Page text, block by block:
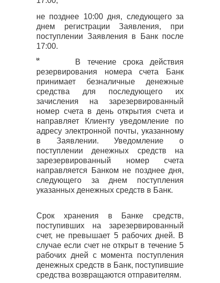
не позднее 10:00 дня, следующего за
днем регистрации Заявления, при
поступлении Заявления в Банк после
17:00.
⃰ ⃰ В течение срока действия
резервирования номера счета Банк
принимает безналичные денежные
средства для последующего их
зачисления на зарезервированный
номер счета в день открытия счета и
направляет Клиенту уведомление по
адресу электронной почты, указанному
в Заявлении. Уведомление о
поступлении денежных средств на
зарезервированный номер счета
направляется Банком не позднее дня,
следующего за днем поступления
указанных денежных средств в Банк.
Срок хранения в Банке средств,
поступивших на зарезервированный
счет, не превышает 5 рабочих дней. В
случае если счет не открыт в течение 5
рабочих дней с момента поступления
денежных средств в Банк, поступившие
средства возвращаются отправителям.